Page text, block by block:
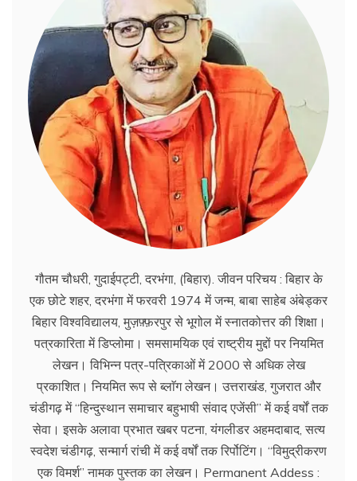
गौतम चौधरी, गुदाईपट्टी, दरभंगा, (बिहार). जीवन परिचय : बिहार के
एक छोटे शहर, दरभंगा में फरवरी 1974 में जन्म, बाबा साहेब अंबेड्कर
बिहार विश्वविद्यालय, मुज़फ़्फ़रपुर से भूगोल में स्नातकोत्तर की शिक्षा।
पत्रकारिता में डिप्लोमा। समसामयिक एवं राष्ट्रीय मुद्दों पर नियमित
लेखन। विभिन्न पत्र-पत्रिकाओं में 2000 से अधिक लेख
प्रकाशित। नियमित रूप से ब्लाॅग लेखन। उत्तराखंड, गुजरात और
चंडीगढ़ में ‘‘हिन्दुस्थान समाचार बहुभाषी संवाद एजेंसी’’ में कई वर्षों तक
सेवा। इसके अलावा प्रभात खबर पटना, यंगलीडर अहमदाबाद, सत्य
स्वदेश चंडीगढ़, सन्मार्ग रांची में कई वर्षों तक रिर्पोटिंग। ‘‘विमुद्रीकरण
एक विमर्श’’ नामक पुस्तक का लेखन। Permanent Addess :